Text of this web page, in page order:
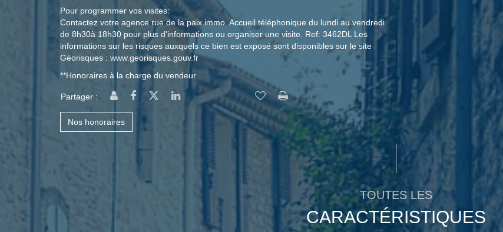
Pour programmer vos visites:
Contactez votre agence rue de la paix.immo. Accueil téléphonique du lundi au vendredi
de 8h30à 18h30 pour plus d'informations ou organiser une visite. Ref: 3462DL Les
informations sur les risques auxquels ce bien est exposé sont disponibles sur le site
Géorisques : www.georisques.gouv.fr
**Honoraires à la charge du vendeur
Partager :
Nos honoraires
TOUTES LES
CARACTÉRISTIQUES